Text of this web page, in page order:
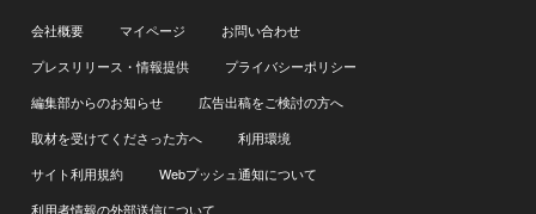
会社概要 マイページ
お問い合わせ
プレスリリース・情報提供
プライバシーポリシー
編集部からのお知らせ
広告出稿をご検討の方へ
取材を受けてくださった方へ
利用環境
サイト利用規約
Webプッシュ通知について
利用者情報の外部送信について